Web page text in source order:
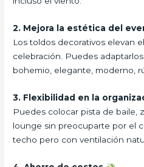
2. Mejora la estética del
Los toldos decorativos elevan
celebración. Puedes
bohemio, elegante, moderno,
3. Flexibilidad en la
Puedes colocar pista de baile,
lounge sin preocuparte por el
techo pero con ventilación